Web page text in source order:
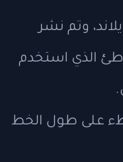
وتم نشر
الذي استخدم
على طول الخط